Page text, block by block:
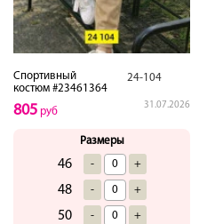
Спортивный
костюм #23461364
24-104
31.07.2026
805 руб
Размеры
46 - +
48 - +
50 - +